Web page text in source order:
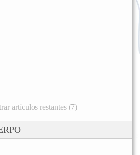
artículos restantes (7)